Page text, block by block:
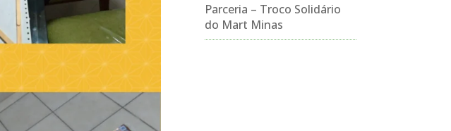
Parceria – Troco Solidário
do Mart Minas